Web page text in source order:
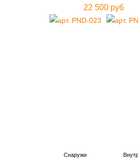
22 500 руб